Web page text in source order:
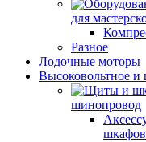
для
Разное
Лодочные моторы
Высоковольтное и
шинопровод
шкафов